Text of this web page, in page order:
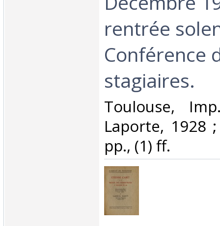
rentrée
Conférence
stagiaires.‎
‎Toulouse,
Laporte, 1928
pp., (1) ff. ‎